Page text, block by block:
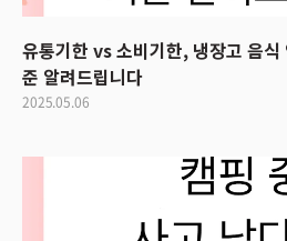
유통기한 vs 소비기한, 냉장고 음식
준 알려드립니다
2025.05.06